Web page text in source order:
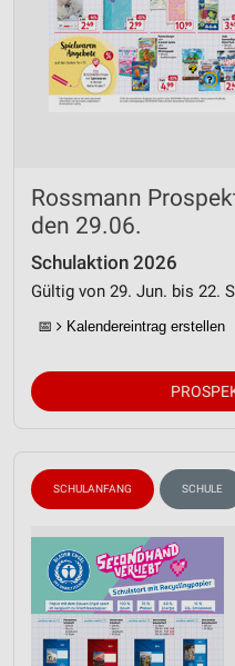
Rossmann
den 29.06.
Schulaktion 2026
Gültig von 29. Jun. bis 22.
📅 Kalendereintrag erstellen
SCHULANFANG SCHULE